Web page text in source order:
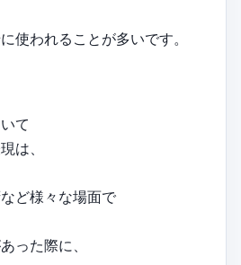
使われることが多いです。
て
は、
ど様々な場面で
った際に、